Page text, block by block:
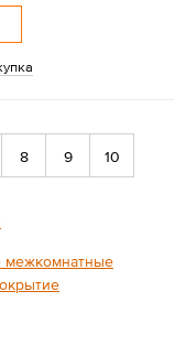
8 9 10
межкомнатные